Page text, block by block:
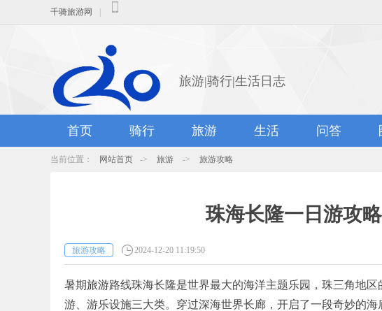
千骑旅游网
旅游|骑行|生活日志
首页 骑行 旅游 生活 问答
当前位置： 网站首页 -> 旅游 -> 旅游攻略
珠海长隆一日游攻
旅游攻略 2024-12-20 11:19:50
暑期旅游路线珠海长隆是世界最大的海洋主题乐园，珠三角地
游、游乐设施三大类。穿过深海世界长廊，开启了一段奇妙的海